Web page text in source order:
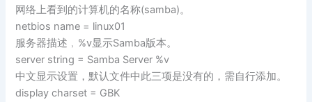
网络上看到的计算机的名称(samba)。
netbios name = linux01
服务器描述﹐%v显示Samba版本。
server string = Samba Server %v
中文显示设置，默认文件中此三项是没有的，需自行添加。
display charset = GBK